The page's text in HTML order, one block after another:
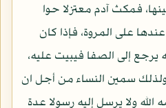
فمكث آدم معتزلا حوا
على المروة، فإذا كان
إلى الصفا فيبيت عليه،
سمين النساء من أجل ان
الله ولا يرسل إليه رسولا عدة